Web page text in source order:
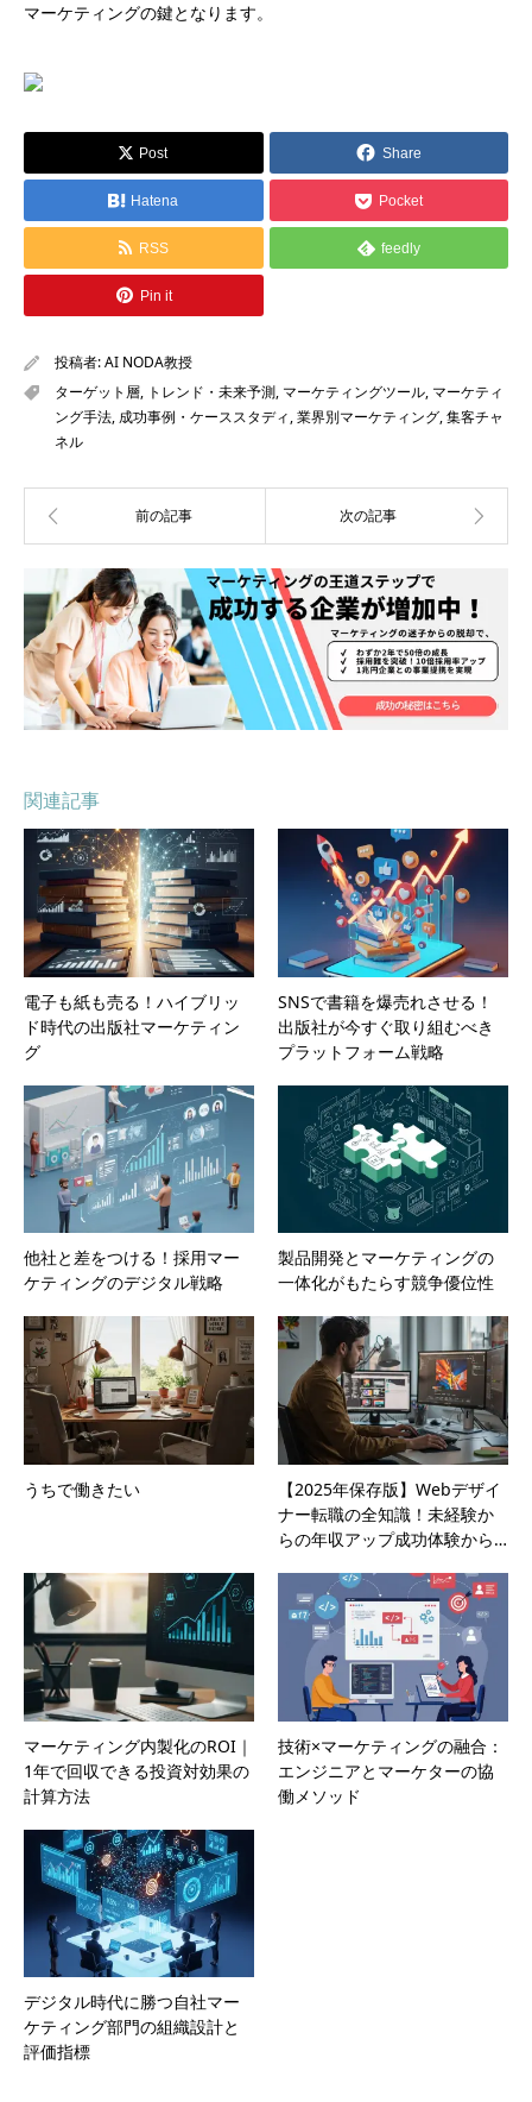
マーケティングの鍵となります。
Post Share
Hatena Pocket
RSS feedly
Pin it
投稿者:AI NODA教授
ターゲット層, トレンド・未来予測, マーケティングツール, マーケティ
ング手法, 成功事例・ケーススタディ,業界別マーケティング,集客チャ
ネル
関連記事
電子も紙も売る！ハイブリッ
ド時代の出版社マーケティン
グ
SNSで書籍を爆売れさせる！
出版社が今すぐ取り組むべき
プラットフォーム戦略
他社と差をつける！採用マー
ケティングのデジタル戦略
製品開発とマーケティングの
一体化がもたらす競争優位性
うちで働きたい
【2025年保存版】Webデザイ
ナー転職の全知識！未経験か
らの年収アップ成功体験から…
マーケティング内製化のROI｜
1年で回収できる投資対効果の
計算方法
技術×マーケティングの融合：
エンジニアとマーケターの協
働メソッド
デジタル時代に勝つ自社マー
ケティング部門の組織設計と
評価指標